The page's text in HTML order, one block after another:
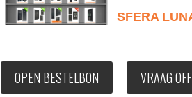
SFERA
OPEN BESTELBON VRAAG